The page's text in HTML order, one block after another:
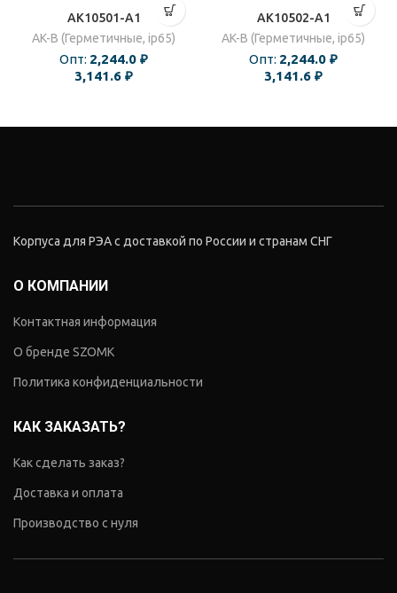
AK10501-A1
AK-B (Герметичные, ip65)
3,141.6 ₽
Опт: 2,244.0 ₽
AK10502-A1
AK-B (Герметичные, ip65)
3,141.6 ₽
Опт: 2,244.0 ₽
Корпуса для РЭА с доставкой по России и странам СНГ
О КОМПАНИИ
Контактная информация
О бренде SZOMK
Политика конфиденциальности
КАК ЗАКАЗАТЬ?
Как сделать заказ?
Доставка и оплата
Производство с нуля